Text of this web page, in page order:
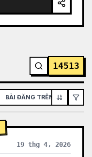
14513
BÀI ĐĂNG TRÊN MẠNG XÃ
19 thg 4, 2026